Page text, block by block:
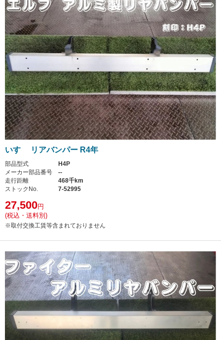
いすゞ リアバンパー R4年
部品型式
H4P
メーカー部品番号
--
走行距離
468千km
ストックNo.
7-52995
27,500円
(税込・送料別)
※取付交換工賃等含まれておりません